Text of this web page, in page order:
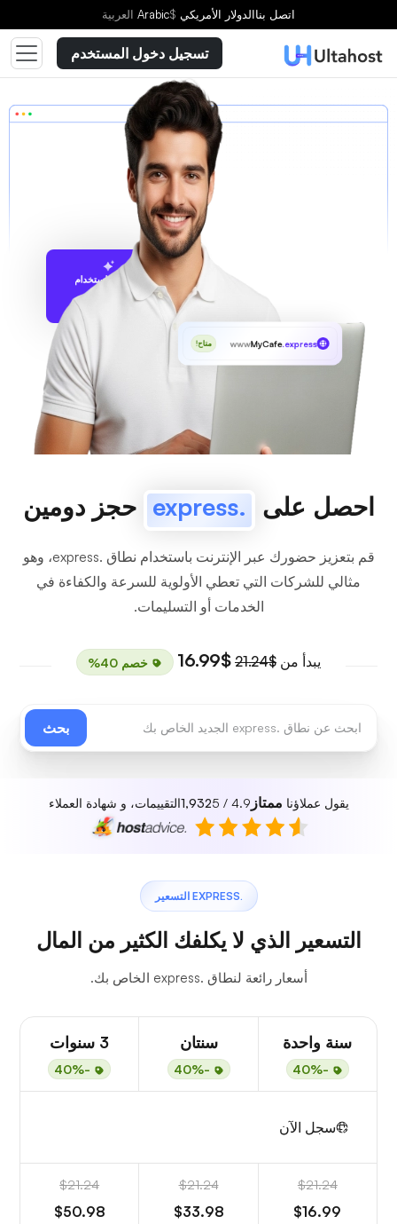
اتصل بناالدولار الأمريكي $
Arabic العربية
تسجيل دخول المستخدم
الاقتراح باستخدام
wwwMyCafe.express متاح!
احصل على .express حجز دومين
قم بتعزيز حضورك عبر الإنترنت باستخدام نطاق .express، وهو
مثالي للشركات التي تعطي الأولوية للسرعة والكفاءة في
الخدمات أو التسليمات.
يبدأ من $21.24
$16.99 خصم 40%
بحث
يقول عملاؤنا ممتاز 4.9 / 5
1,932التقييمات، و شهادة العملاء
.EXPRESS التسعير
التسعير الذي لا يكلفك الكثير من المال
أسعار رائعة لنطاق .express الخاص بك.
سنة واحدة
-40%
سنتان
-40%
3 سنوات
-40%
سجل الآن
$21.24
$16.99
$21.24
$33.98
$21.24
$50.98